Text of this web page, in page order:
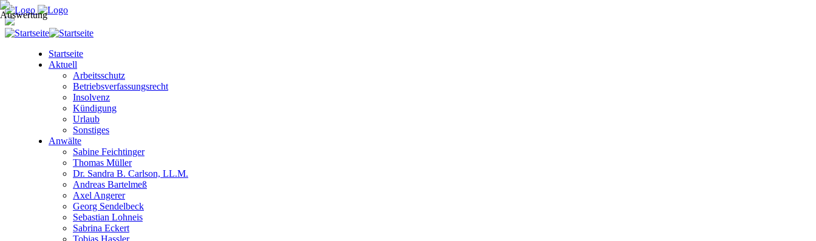
Startseite
Aktuell
Arbeitsschutz
Betriebsverfassungsrecht
Insolvenz
Kündigung
Urlaub
Sonstiges
Anwälte
Sabine Feichtinger
Thomas Müller
Dr. Sandra B. Carlson, LL.M.
Andreas Bartelmeß
Axel Angerer
Georg Sendelbeck
Sebastian Lohneis
Sabrina Eckert
Tobias Hassler